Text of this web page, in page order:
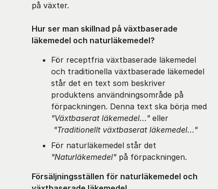
på växter.
Hur ser man skillnad på växtbaserade
läkemedel och naturläkemedel?
För receptfria växtbaserade läkemedel
och traditionella växtbaserade läkemedel
står det en text som beskriver
produktens användningsområde på
förpackningen. Denna text ska börja med
"Växtbaserat läkemedel..." eller
"Traditionellt växtbaserat läkemedel..."
För naturläkemedel står det
"Naturläkemedel" på förpackningen.
Försäljningsställen för naturläkemedel och